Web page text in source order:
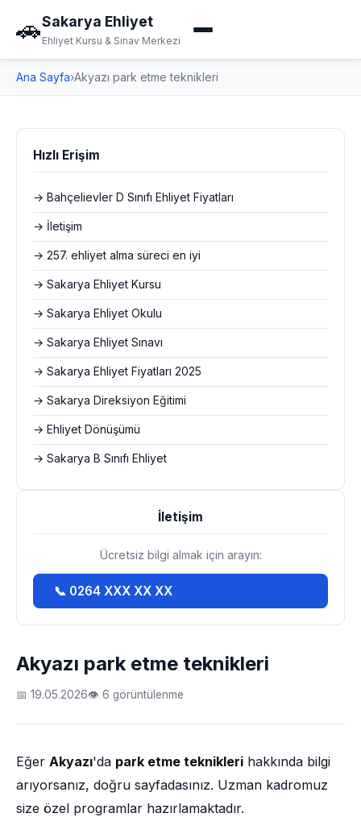
🚗Sakarya Ehliyet
Ehliyet Kursu & Sınav Merkezi
Ana Sayfa›Akyazı park etme teknikleri
Akyazı park etme teknikleri
📅 19.05.2026👁 6 görüntülenme
Eğer Akyazı'da park etme teknikleri hakkında bilgi
arıyorsanız, doğru sayfadasınız. Uzman kadromuz
size özel programlar hazırlamaktadır.
Hızlı Erişim
→ Bahçelievler D Sınıfı Ehliyet Fiyatları
→ İletişim
→ 257. ehliyet alma süreci en iyi
→ Sakarya Ehliyet Kursu
→ Sakarya Ehliyet Okulu
→ Sakarya Ehliyet Sınavı
→ Sakarya Ehliyet Fiyatları 2025
→ Sakarya Direksiyon Eğitimi
→ Ehliyet Dönüşümü
→ Sakarya B Sınıfı Ehliyet
İletişim
Ücretsiz bilgi almak için arayın:
📞 0264 XXX XX XX